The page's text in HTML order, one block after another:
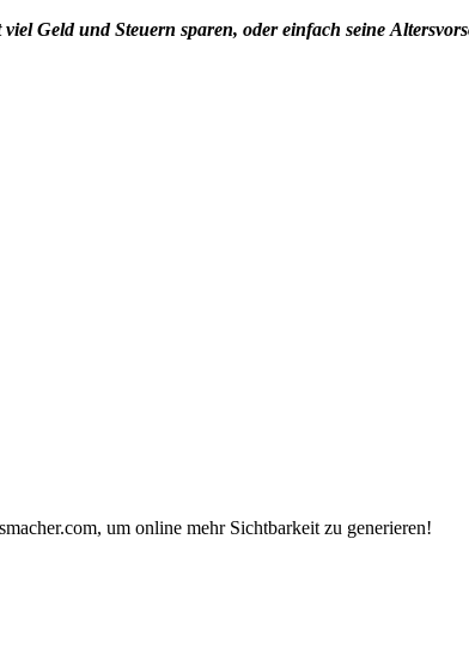
Geld und Steuern sparen, oder einfach seine
um online mehr Sichtbarkeit zu generieren!